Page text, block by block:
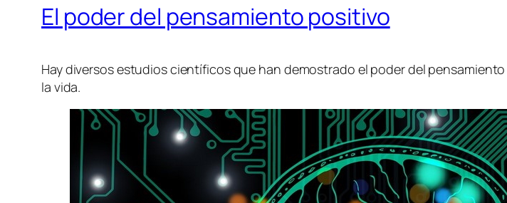
El poder del pensamiento positivo
Hay diversos estudios científicos que han demostrado el poder del
la vida.